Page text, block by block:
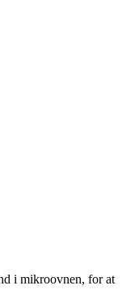
i mikroovnen, for at